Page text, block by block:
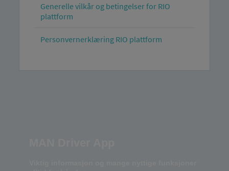
Generelle vilkår og betingelser for RIO
plattform
Personvernerklæring RIO plattform